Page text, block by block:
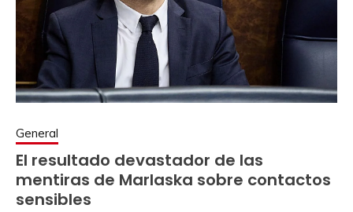
General
El resultado devastador de las
mentiras de Marlaska sobre contactos
sensibles